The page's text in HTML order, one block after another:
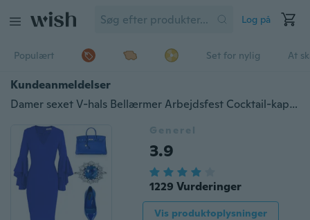
Log på
Populært Set for nylig At
Kundeanmeldelser
Damer sexet V-hals Bellærmer Arbejdsfest Cocktail-kappe til kjole
Generel
3.9
1229 Vurderinger
Vis produktoplysninger